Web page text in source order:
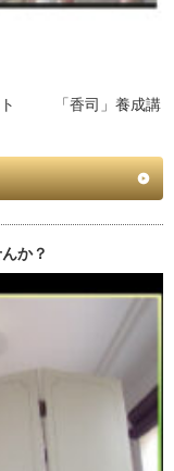
ト 「香司」養成講
か？